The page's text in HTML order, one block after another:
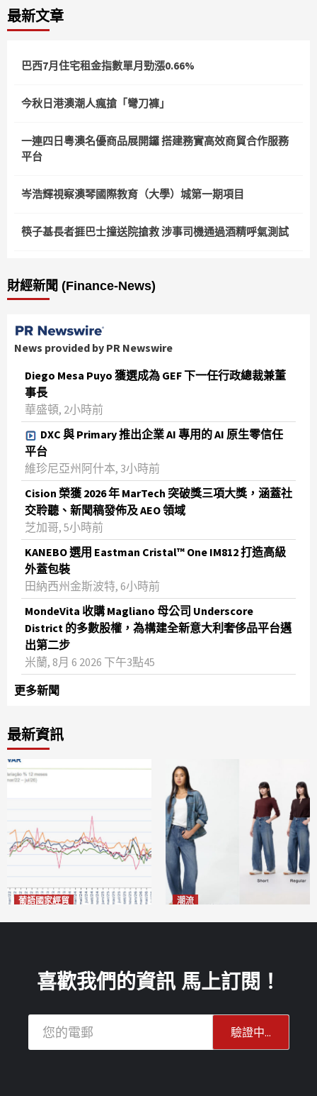
最新文章
巴西7月住宅租金指數單月勁漲0.66%
今秋日港澳潮人瘋搶「彎刀褲」
一連四日粵澳名優商品展開鑼 搭建務實高效商貿合作服務
平台
岑浩輝視察澳琴國際教育（大學）城第一期項目
筷子基長者捱巴士撞送院搶救 涉事司機通過酒精呼氣測試
財經新聞 (Finance-News)
News provided by PR Newswire
Diego Mesa Puyo 獲選成為 GEF 下一任行政總裁兼董
事長
華盛頓, 2小時前
DXC 與 Primary 推出企業 AI 專用的 AI 原生零信任
平台
維珍尼亞州阿什本, 3小時前
Cision 榮獲 2026 年 MarTech 突破獎三項大獎，涵蓋社
交聆聽、新聞稿發佈及 AEO 領域
芝加哥, 5小時前
KANEBO 選用 Eastman Cristal™ One IM812 打造高級
外蓋包裝
田納西州金斯波特, 6小時前
MondeVita 收購 Magliano 母公司 Underscore
District 的多數股權，為構建全新意大利奢侈品平台邁
出第二步
米蘭, 8月 6 2026 下午3點45
更多新聞
最新資訊
葡語國家經貿 潮流
喜歡我們的資訊 馬上訂閱！